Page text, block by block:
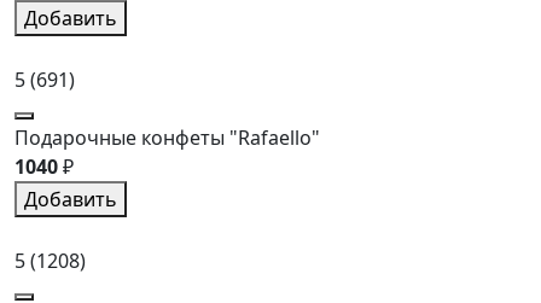
Добавить
5(691)
Подарочные конфеты "Rafaello"
1040₽
Добавить
5(1208)